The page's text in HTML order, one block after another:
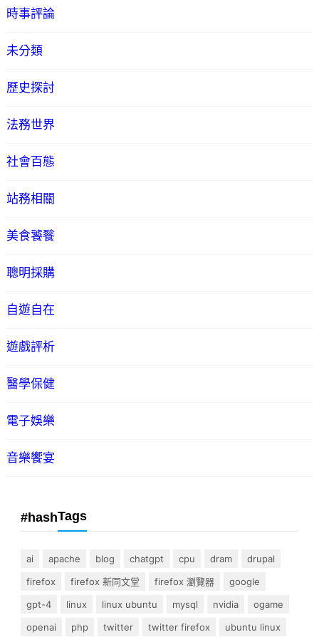
時事評論
未分類
歷史探討
法務世界
社會百態
站務相關
美食饕餮
聰明採購
自遊自在
遊戲評析
醫學保健
電子娛樂
音樂饗宴
#hashTags
ai apache blog chatgpt cpu dram
drupal
firefox
firefox 新同文堂 firefox 瀏覽器
google
gpt-4
linux linux ubuntu mysql nvidia
ogame
openai
php twitter twitter firefox
ubuntu linux